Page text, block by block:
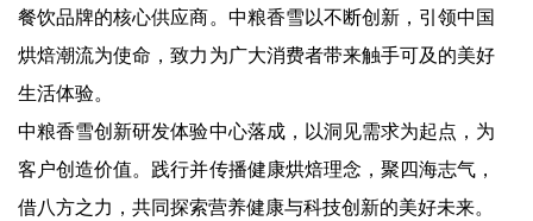
餐饮品牌的核心供应商。中粮香雪以不断创新，引领中国
烘焙潮流为使命，致力为广大消费者带来触手可及的美好
生活体验。
中粮香雪创新研发体验中心落成，以洞见需求为起点，为
客户创造价值。践行并传播健康烘焙理念，聚四海志气，
借八方之力，共同探索营养健康与科技创新的美好未来。